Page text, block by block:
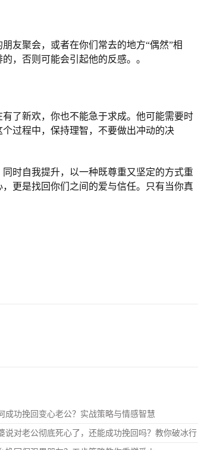
友聚会，或者在你们常去的地方“偶然”相
，否则可能会引起他的反感。。
了新欢，你也不能急于求成。他可能需要时
过程中，保持理智，不要做出冲动的决
时自我提升，以一种既尊重又坚定的方式重
更是找回你们之间的爱与信任。只有当你真
成功挽回变心老公？实战策略与情感智慧
说对老公彻底死心了，还能成功挽回吗？教你破冰行